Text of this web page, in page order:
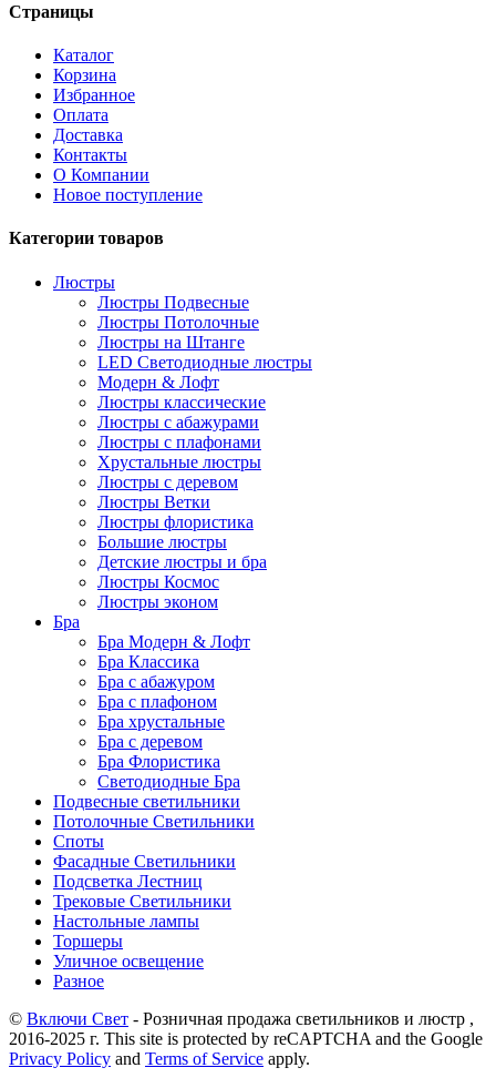
Страницы
Каталог
Корзина
Избранное
Оплата
Доставка
Контакты
О Компании
Новое поступление
Категории товаров
Люстры
Люстры Подвесные
Люстры Потолочные
Люстры на Штанге
LED Светодиодные люстры
Модерн & Лофт
Люстры классические
Люстры с абажурами
Люстры с плафонами
Хрустальные люстры
Люстры с деревом
Люстры Ветки
Люстры флористика
Большие люстры
Детские люстры и бра
Люстры Космос
Люстры эконом
Бра
Бра Модерн & Лофт
Бра Классика
Бра с абажуром
Бра с плафоном
Бра хрустальные
Бра с деревом
Бра Флористика
Светодиодные Бра
Подвесные светильники
Потолочные Светильники
Споты
Фасадные Светильники
Подсветка Лестниц
Трековые Светильники
Настольные лампы
Торшеры
Уличное освещение
Разное
© Включи Свет - Розничная продажа светильников и люстр ,
2016-2025 г. This site is protected by reCAPTCHA and the Google
Privacy Policy and Terms of Service apply.